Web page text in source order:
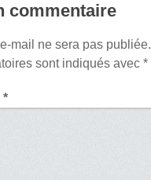
commentaire
mail ne sera pas publiée.
sont indiqués avec *
*